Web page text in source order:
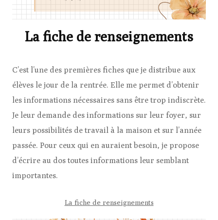
La fiche de renseignements
C’est l’une des premières fiches que je distribue aux
élèves le jour de la rentrée. Elle me permet d’obtenir
les informations nécessaires sans être trop indiscrète.
Je leur demande des informations sur leur foyer, sur
leurs possibilités de travail à la maison et sur l’année
passée. Pour ceux qui en auraient besoin, je propose
d’écrire au dos toutes informations leur semblant
importantes.
La fiche de renseignements